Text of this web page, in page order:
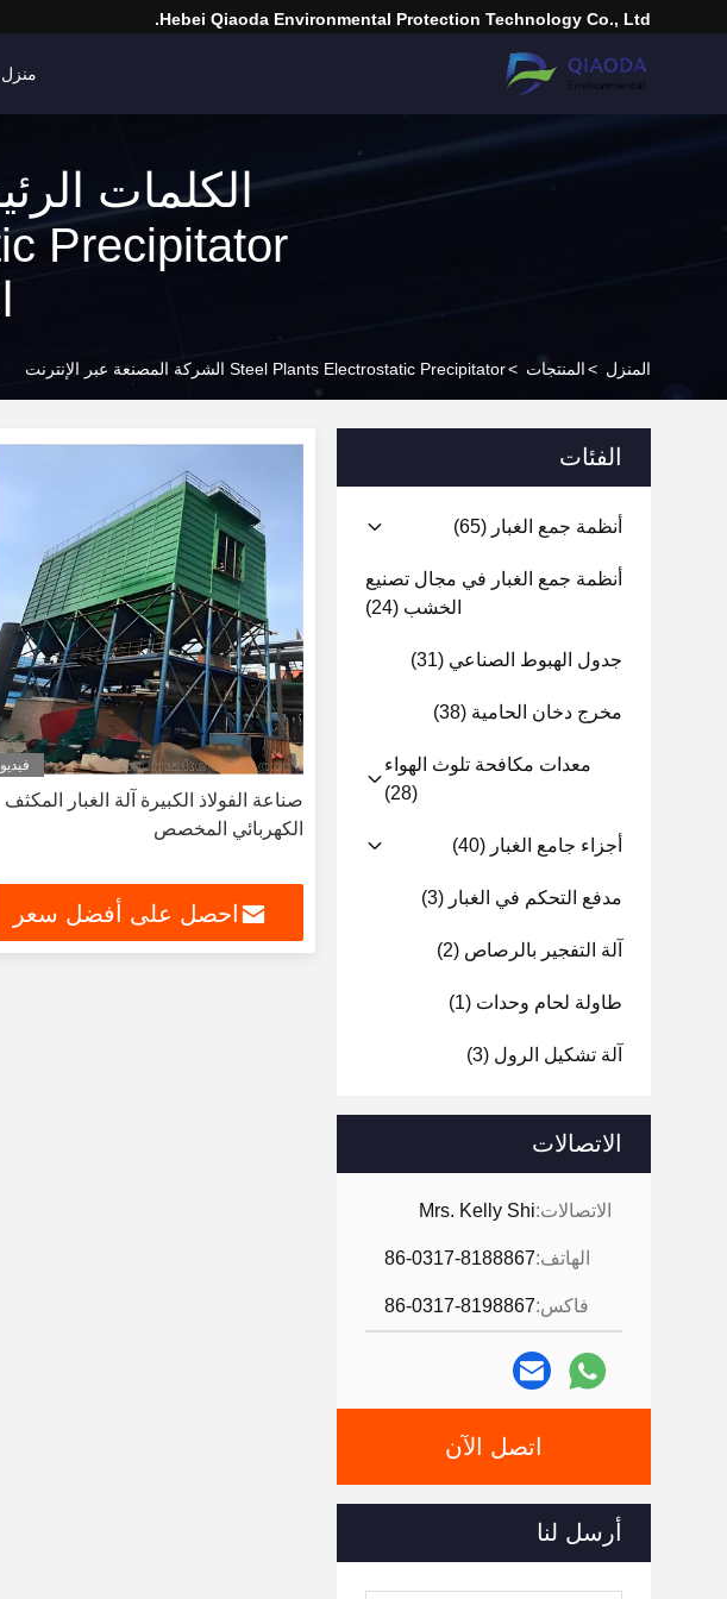
Hebei Qiaoda Environmental Protection Technology Co., Ltd.
منزل
المنزل >المنتجات >Steel Plants Electrostatic Precipitator الشركة المصنعة عبر الإنترنت
الفئات
أنظمة جمع الغبار (65)
أنظمة جمع الغبار في مجال تصنيع
الخشب (24)
جدول الهبوط الصناعي (31)
مخرج دخان الحامية (38)
معدات مكافحة تلوث الهواء
(28)
أجزاء جامع الغبار (40)
مدفع التحكم في الغبار (3)
آلة التفجير بالرصاص (2)
طاولة لحام وحدات (1)
آلة تشكيل الرول (3)
الاتصالات
الاتصالات:Mrs. Kelly Shi
الهاتف:86-0317-8188867
فاكس:86-0317-8198867
اتصل الآن
أرسل لنا
فيديو
صناعة الفولاذ الكبيرة آلة الغبار المكثف
الكهربائي المخصص
احصل على أفضل سعر